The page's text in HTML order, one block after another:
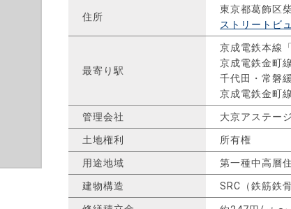
住所
東京都葛飾区
ストリートビ
最寄り駅
京成電鉄本線「
京成電鉄金町
千代田・常磐
京成電鉄金町
管理会社 大京アステージ
土地権利 所有権
用途地域 第一種中高層
建物構造 SRC（鉄筋鉄